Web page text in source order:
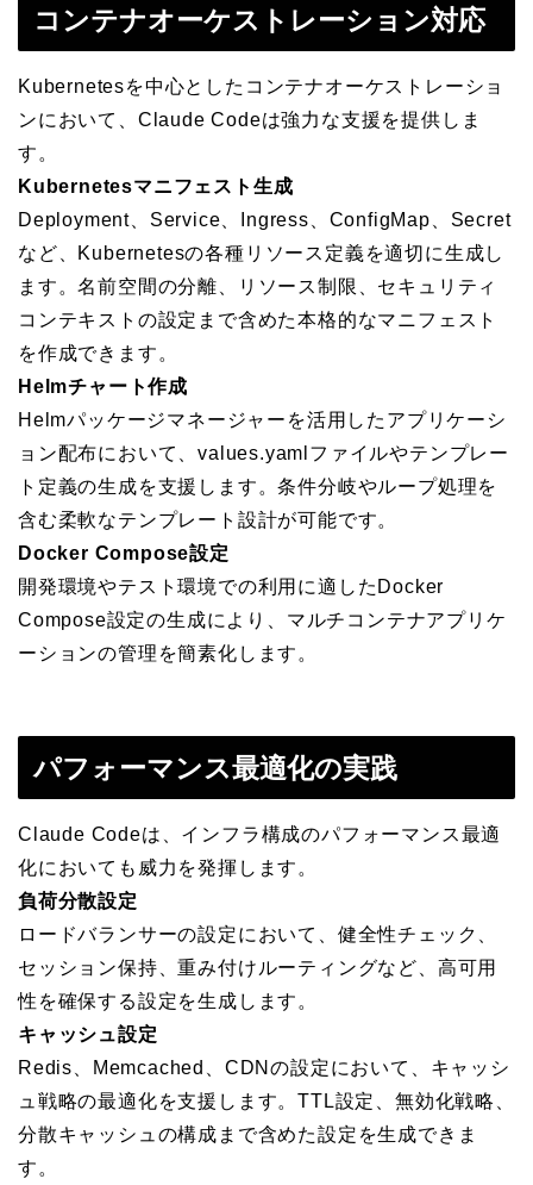
コンテナオーケストレーション対応
Kubernetesを中心としたコンテナオーケストレーショ
ンにおいて、Claude Codeは強力な支援を提供しま
す。
Kubernetesマニフェスト生成
Deployment、Service、Ingress、ConfigMap、Secret
など、Kubernetesの各種リソース定義を適切に生成し
ます。名前空間の分離、リソース制限、セキュリティ
コンテキストの設定まで含めた本格的なマニフェスト
を作成できます。
Helmチャート作成
Helmパッケージマネージャーを活用したアプリケーシ
ョン配布において、values.yamlファイルやテンプレー
ト定義の生成を支援します。条件分岐やループ処理を
含む柔軟なテンプレート設計が可能です。
Docker Compose設定
開発環境やテスト環境での利用に適したDocker
Compose設定の生成により、マルチコンテナアプリケ
ーションの管理を簡素化します。
パフォーマンス最適化の実践
Claude Codeは、インフラ構成のパフォーマンス最適
化においても威力を発揮します。
負荷分散設定
ロードバランサーの設定において、健全性チェック、
セッション保持、重み付けルーティングなど、高可用
性を確保する設定を生成します。
キャッシュ設定
Redis、Memcached、CDNの設定において、キャッシ
ュ戦略の最適化を支援します。TTL設定、無効化戦略、
分散キャッシュの構成まで含めた設定を生成できま
す。